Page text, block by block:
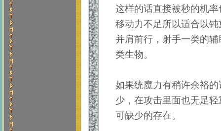
这样的话直接被秒的机
移动力不足所以适合以
并肩前行，射手一类的
类生物。
如果统魔力有稍许余裕
少，在攻击里面也无足
可缺少的存在。